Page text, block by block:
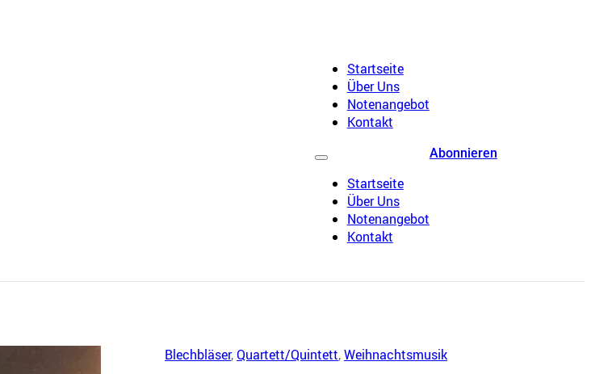
Startseite
Über Uns
Notenangebot
Kontakt
Startseite
Über Uns
Notenangebot
Kontakt
Abonnieren
Blechbläser,Quartett/Quintett,Weihnachtsmusik